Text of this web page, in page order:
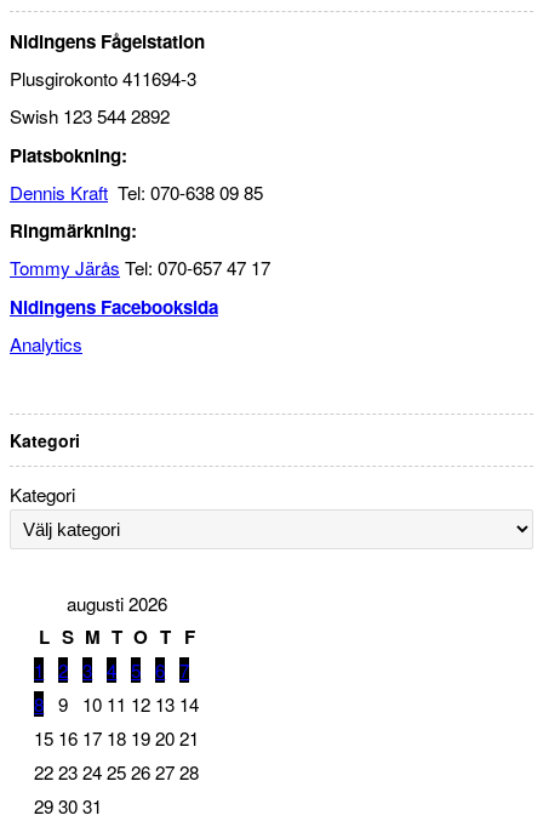
Nidingens Fågelstation
Plusgirokonto 411694-3
Swish 123 544 2892
Platsbokning:
Dennis Kraft Tel: 070-638 09 85
Ringmärkning:
Tommy Järås Tel: 070-657 47 17
Nidingens Facebooksida
Analytics
Kategori
Kategori
augusti 2026
L S M T O T F
1 2 3 4 5 6 7
8 9 10 11 12 13 14
15 16 17 18 19 20 21
22 23 24 25 26 27 28
29 30 31